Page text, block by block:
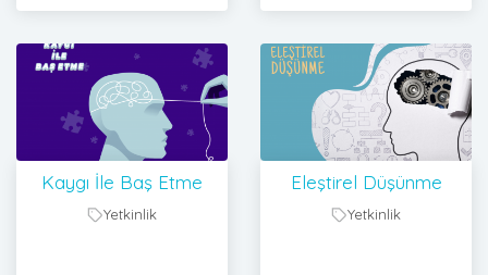
Kaygı İle Baş Etme
Yetkinlik
Eleştirel Düşünme
Yetkinlik